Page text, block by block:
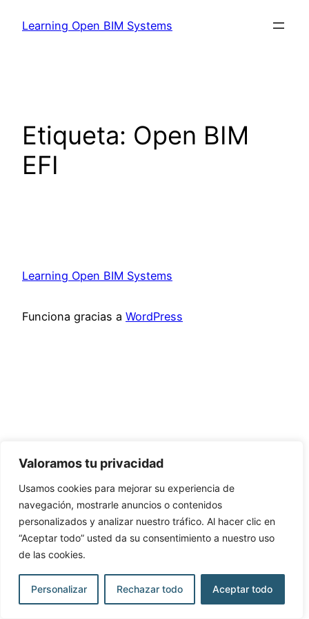
Valoramos tu privacidad
Usamos cookies para mejorar su experiencia de
navegación, mostrarle anuncios o contenidos
personalizados y analizar nuestro tráfico. Al hacer clic en
“Aceptar todo” usted da su consentimiento a nuestro uso
de las cookies.
Personalizar Rechazar todo Aceptar todo
Learning Open BIM Systems
Etiqueta: Open BIM
EFI
Learning Open BIM Systems
Funciona gracias a WordPress